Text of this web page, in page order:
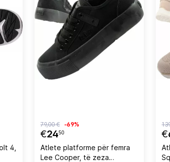
4,
€2450
79,00 € -69%
Atlete platforme për femra
Lee Cooper, të zeza
€